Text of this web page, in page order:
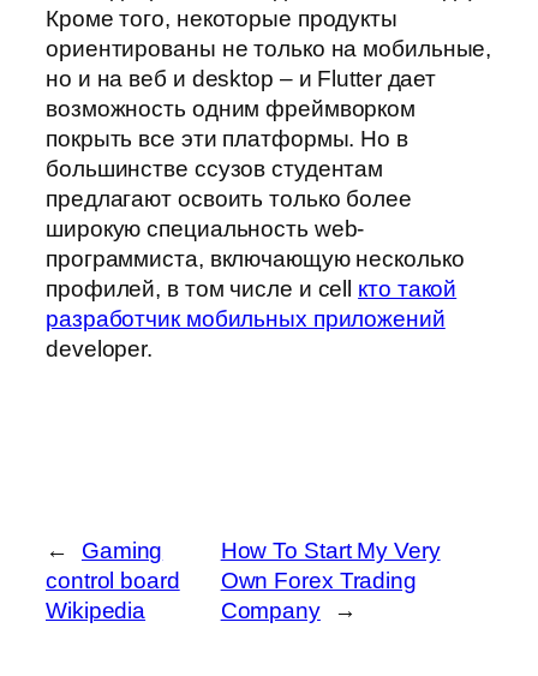
Кроме того, некоторые продукты
ориентированы не только на мобильные,
но и на веб и desktop – и Flutter дает
возможность одним фреймворком
покрыть все эти платформы. Но в
большинстве ссузов студентам
предлагают освоить только более
широкую специальность web-
программиста, включающую несколько
профилей, в том числе и cell кто такой
разработчик мобильных приложений
developer.
←
Gaming
control board
Wikipedia
How To Start My Very
Own Forex Trading
Company
→